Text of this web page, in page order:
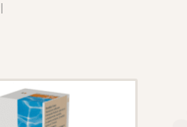
may
be
chosen